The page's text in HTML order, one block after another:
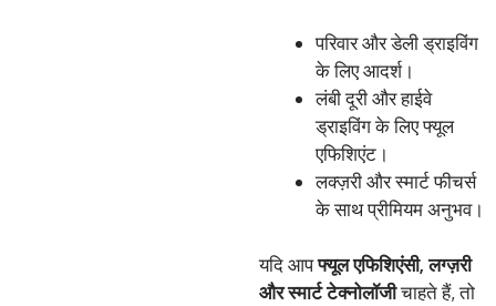
परिवार और डेली ड्राइविंग
के लिए आदर्श।
लंबी दूरी और हाईवे
ड्राइविंग के लिए फ्यूल
एफिशिएंट।
लक्ज़री और स्मार्ट फीचर्स
के साथ प्रीमियम अनुभव।
यदि आपफ्यूलएफिशिएंसी,लग्ज़री
औरस्मार्टटेक्नोलॉजीचाहते हैं, तो